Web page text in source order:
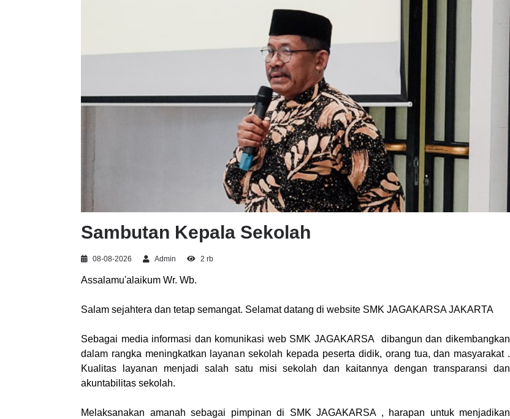
Sambutan Kepala Sekolah
08-08-2026 Admin 2 rb
Assalamu'alaikum Wr. Wb.
Salam sejahtera dan tetap semangat. Selamat datang di website SMK JAGAKARSA JAKARTA
Sebagai media informasi dan komunikasi web SMK JAGAKARSA dibangun dan dikembangkan
dalam rangka meningkatkan layanan sekolah kepada peserta didik, orang tua, dan masyarakat .
Kualitas layanan menjadi salah satu misi sekolah dan kaitannya dengan transparansi dan
akuntabilitas sekolah.
Melaksanakan amanah sebagai pimpinan di SMK JAGAKARSA , harapan untuk menjadikan